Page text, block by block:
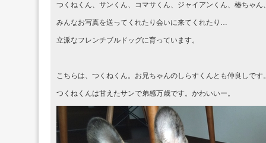
つくねくん、サンくん、コマサくん、ジャイアンくん、椿ちゃん
みんなお写真を送ってくれたり会いに来てくれたり…
立派なフレンチブルドッグに育っています。
こちらは、つくねくん。お兄ちゃんのしらすくんとも仲良しです
つくねくんは甘えたサンで弟感万歳です。かわいいー。